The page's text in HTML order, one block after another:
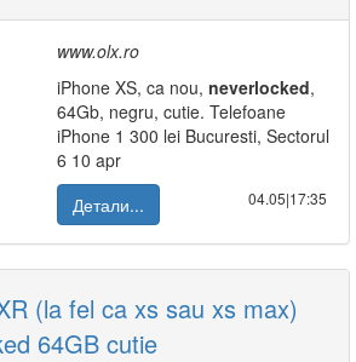
www.olx.ro
iPhone XS, ca nou, neverlocked,
64Gb, negru, cutie. Telefoane
iPhone 1 300 lei Bucuresti, Sectorul
6 10 apr
Детали...
04.05|17:35
(la fel ca xs sau xs max)
64GB cutie